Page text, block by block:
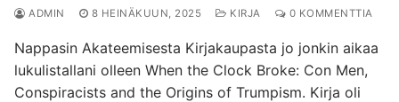
ADMIN 8 HEINÄKUUN, 2025 KIRJA 0 KOMMENTTIA
Nappasin Akateemisesta Kirjakaupasta jo jonkin aikaa
lukulistallani olleen When the Clock Broke: Con Men,
Conspiracists and the Origins of Trumpism. Kirja oli